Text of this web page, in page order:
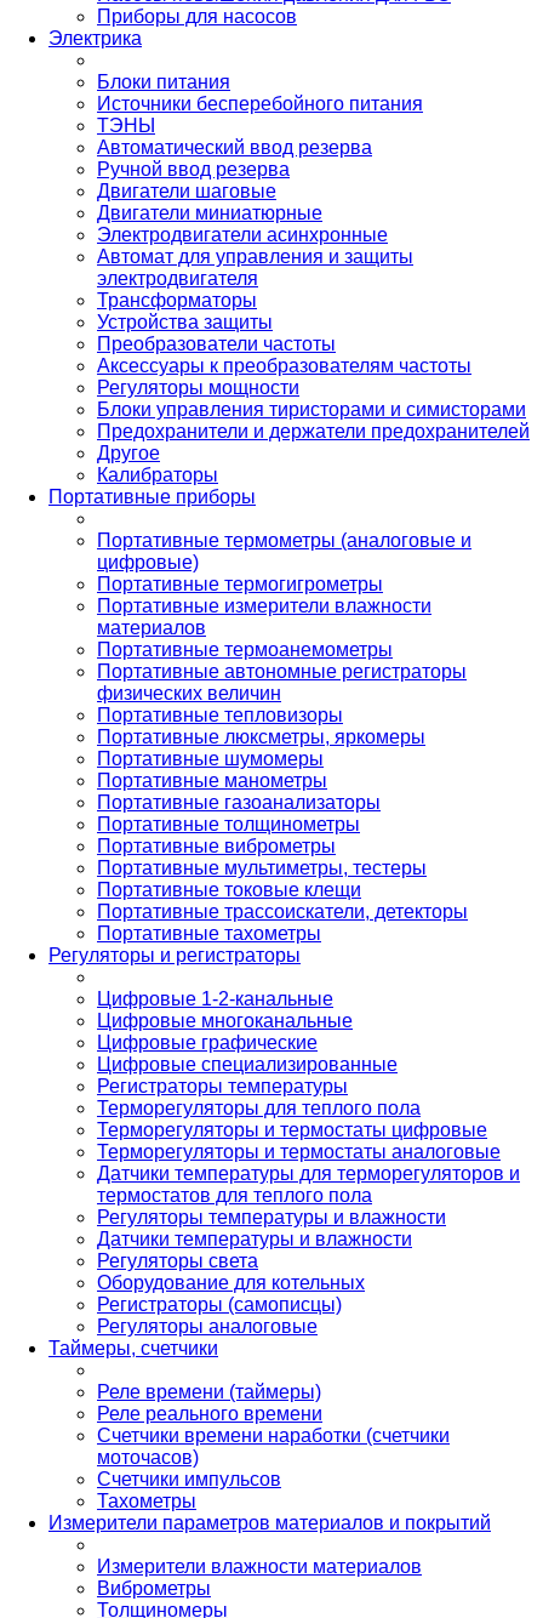
Приборы для насосов
Электрика
Блоки питания
Источники бесперебойного питания
ТЭНЫ
Автоматический ввод резерва
Ручной ввод резерва
Двигатели шаговые
Двигатели миниатюрные
Электродвигатели асинхронные
Автомат для управления и защиты
электродвигателя
Трансформаторы
Устройства защиты
Преобразователи частоты
Аксессуары к преобразователям частоты
Регуляторы мощности
Блоки управления тиристорами и симисторами
Предохранители и держатели предохранителей
Другое
Калибраторы
Портативные приборы
Портативные термометры (аналоговые и
цифровые)
Портативные термогигрометры
Портативные измерители влажности
материалов
Портативные термоанемометры
Портативные автономные регистраторы
физических величин
Портативные тепловизоры
Портативные люксметры, яркомеры
Портативные шумомеры
Портативные манометры
Портативные газоанализаторы
Портативные толщинометры
Портативные виброметры
Портативные мультиметры, тестеры
Портативные токовые клещи
Портативные трассоискатели, детекторы
Портативные тахометры
Регуляторы и регистраторы
Цифровые 1-2-канальные
Цифровые многоканальные
Цифровые графические
Цифровые специализированные
Регистраторы температуры
Терморегуляторы для теплого пола
Терморегуляторы и термостаты цифровые
Терморегуляторы и термостаты аналоговые
Датчики температуры для терморегуляторов и
термостатов для теплого пола
Регуляторы температуры и влажности
Датчики температуры и влажности
Регуляторы света
Оборудование для котельных
Регистраторы (самописцы)
Регуляторы аналоговые
Таймеры, счетчики
Реле времени (таймеры)
Реле реального времени
Счетчики времени наработки (счетчики
моточасов)
Счетчики импульсов
Тахометры
Измерители параметров материалов и покрытий
Измерители влажности материалов
Виброметры
Толщиномеры